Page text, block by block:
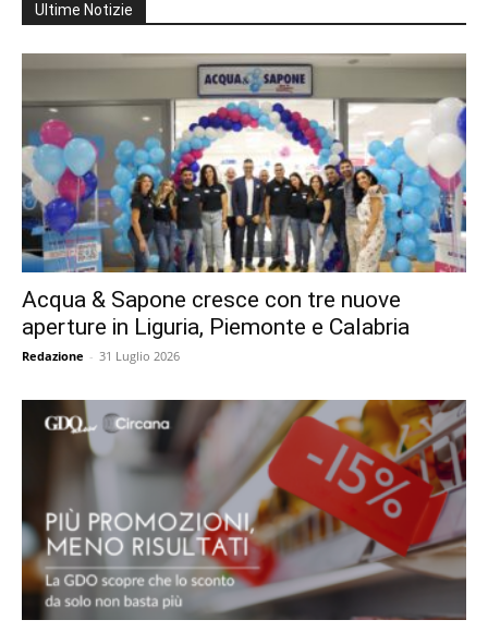
Ultime Notizie
Acqua & Sapone cresce con tre nuove
aperture in Liguria, Piemonte e Calabria
Redazione - 31 Luglio 2026